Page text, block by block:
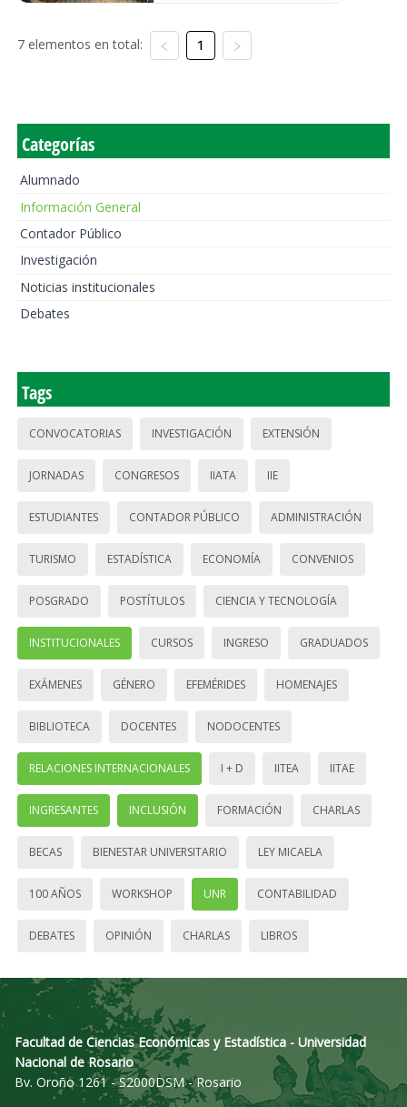
7 elementos en total: 1
Categorías
Alumnado
Información General
Contador Público
Investigación
Noticias institucionales
Debates
Tags
CONVOCATORIAS INVESTIGACIÓN EXTENSIÓN
JORNADAS CONGRESOS IIATA IIE
ESTUDIANTES CONTADOR PÚBLICO ADMINISTRACIÓN
TURISMO ESTADÍSTICA ECONOMÍA CONVENIOS
POSGRADO POSTÍTULOS CIENCIA Y TECNOLOGÍA
INSTITUCIONALES CURSOS INGRESO GRADUADOS
EXÁMENES GÉNERO EFEMÉRIDES HOMENAJES
BIBLIOTECA DOCENTES NODOCENTES
RELACIONES INTERNACIONALES I + D IITEA IITAE
INGRESANTES INCLUSIÓN FORMACIÓN CHARLAS
BECAS BIENESTAR UNIVERSITARIO LEY MICAELA
100 AÑOS WORKSHOP UNR CONTABILIDAD
DEBATES OPINIÓN CHARLAS LIBROS
Facultad de Ciencias Económicas y Estadística - Universidad
Nacional de Rosario
Bv. Oroño 1261 - S2000DSM - Rosario